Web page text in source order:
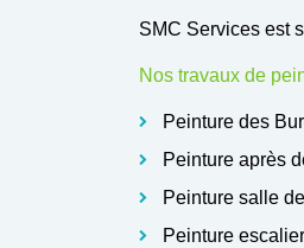
SMC Services est
Nos travaux de
Peinture des
Peinture après
Peinture salle
Peinture